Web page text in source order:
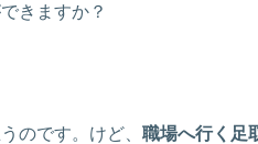
きますか？
のです。けど、 職場へ行く足